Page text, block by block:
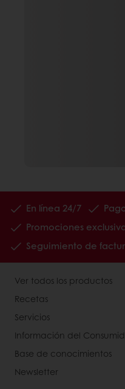
En línea 24/7
Promociones
Seguimiento de
Ver todos los productos
Recetas
Servicios
Información del
Base de conocimientos
Newsletter